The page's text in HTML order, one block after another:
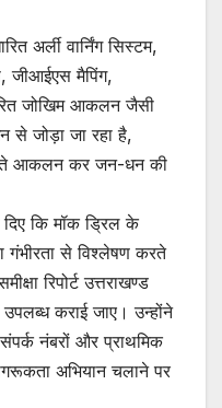
अर्ली वार्निंग सिस्टम,
जीआईएस मैपिंग,
जोखिम आकलन जैसी
से जोड़ा जा रहा है,
आकलन कर जन-धन की
दिए कि मॉक ड्रिल के
गंभीरता से विश्लेषण करते
रिपोर्ट उत्तराखण्ड
कराई जाए। उन्होंने
नंबरों और प्राथमिक
अभियान चलाने पर